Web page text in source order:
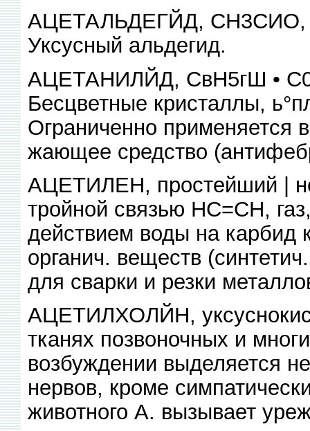
АЦЕТАЛЬДЕГЙД, СН3СИО,
Уксусный альдегид.
АЦЕТАНИЛЙД, СвН5гШ •
Бесцветные кристаллы,
Ограниченно применяется
жающее средство
АЦЕТИЛЕН, простейший |
тройной связью НС=СН,
действием воды на карбид
органич. веществ
для сварки и резки
АЦЕТИЛХОЛЙН,
тканях позвоночных и
возбуждении выделяется
нервов, кроме
животного А. вызывает